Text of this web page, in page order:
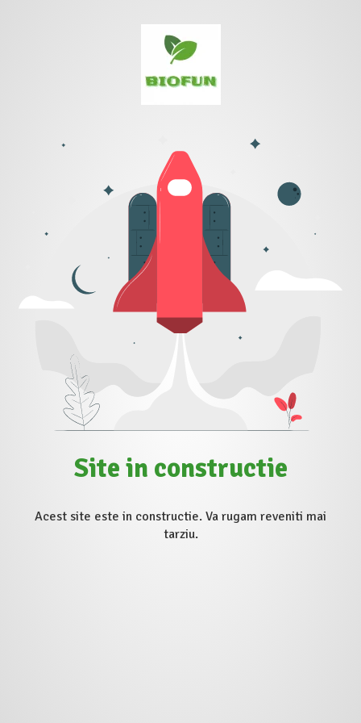
Site in constructie
Acest site este in constructie. Va rugam reveniti mai
tarziu.